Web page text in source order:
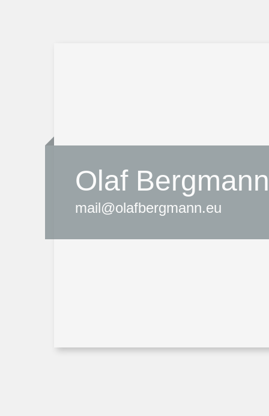
Olaf Bergmann
mail@olafbergmann.eu